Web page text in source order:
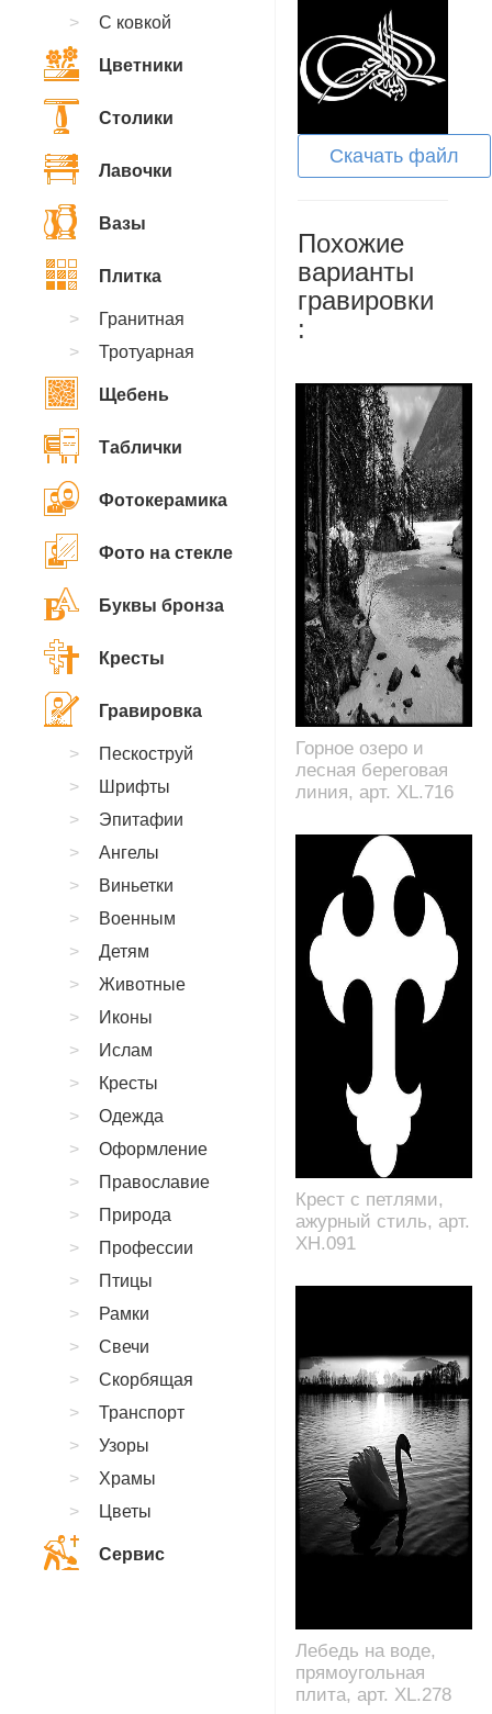
Скачать файл
Похожие
варианты
гравировки
:
Горное озеро и
лесная береговая
линия, арт. XL.716
Крест с петлями,
ажурный стиль, арт.
XH.091
Лебедь на воде,
прямоугольная
плита, арт. XL.278
С ковкой
Цветники
Столики
Лавочки
Вазы
Плитка
Гранитная
Тротуарная
Щебень
Таблички
Фотокерамика
Фото на стекле
Буквы бронза
Кресты
Гравировка
Пескоструй
Шрифты
Эпитафии
Ангелы
Виньетки
Военным
Детям
Животные
Иконы
Ислам
Кресты
Одежда
Оформление
Православие
Природа
Профессии
Птицы
Рамки
Свечи
Скорбящая
Транспорт
Узоры
Храмы
Цветы
Сервис